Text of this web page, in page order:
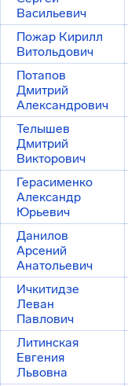
Васильевич
Пожар Кирилл
Витольдович
Потапов
Дмитрий
Александрович
Телышев
Дмитрий
Викторович
Герасименко
Александр
Юрьевич
Данилов
Арсений
Анатольевич
Ичкитидзе
Леван
Павлович
Литинская
Евгения
Львовна